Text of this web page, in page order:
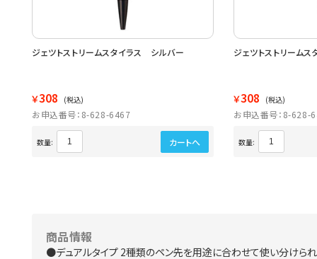
ジェツトストリームスタイラス シルバー
￥308 (税込)
お申込番号：8-628-6467
数量: カートへ
ジェツトストリーム
￥308 (税込)
お申込番号：8-628-
数量:
商品情報
●デュアルタイプ 2種類のペン先を用途に合わせて使い分けられ